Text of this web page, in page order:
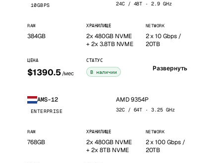
10GBPS 24C / 48T · 2.9 GHz
RAM
384GB
ХРАНИЛИЩЕ
2x 480GB NVME
+ 2x 3.8TB NVME
NETWORK
2 x 10 Gbps /
20TB
ЦЕНА
$1390.5 /мес
СТАТУС
В наличии Развернуть
AMS-12
ENTERPRISE
AMD 9354P
32C / 64T · 3.25 GHz
RAM
768GB
ХРАНИЛИЩЕ
2x 480GB NVME
+ 2x 8TB NVME
NETWORK
2 x 100 Gbps /
20TB